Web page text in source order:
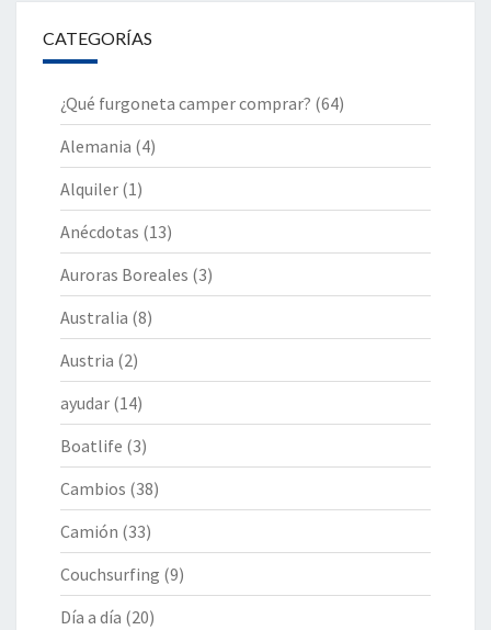
CATEGORÍAS
¿Qué furgoneta camper comprar? (64)
Alemania (4)
Alquiler (1)
Anécdotas (13)
Auroras Boreales (3)
Australia (8)
Austria (2)
ayudar (14)
Boatlife (3)
Cambios (38)
Camión (33)
Couchsurfing (9)
Día a día (20)